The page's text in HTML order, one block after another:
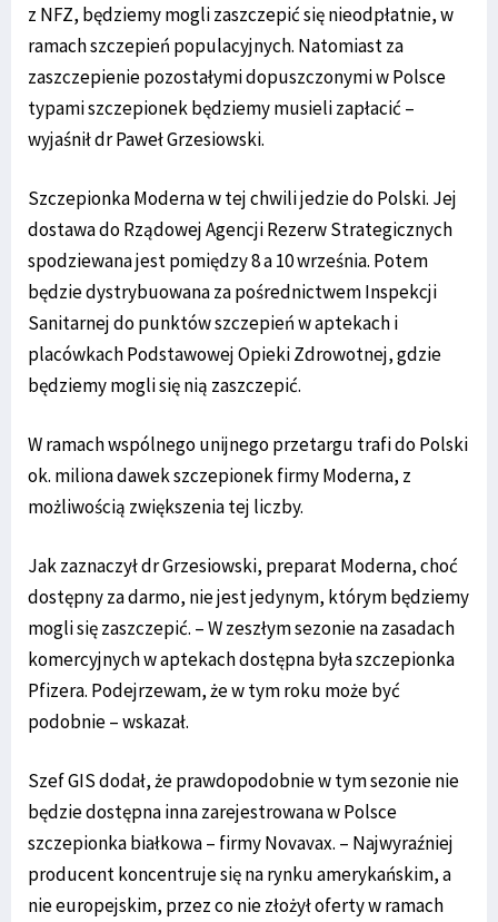
z NFZ, będziemy mogli zaszczepić się nieodpłatnie, w
ramach szczepień populacyjnych. Natomiast za
zaszczepienie pozostałymi dopuszczonymi w Polsce
typami szczepionek będziemy musieli zapłacić –
wyjaśnił dr Paweł Grzesiowski.
Szczepionka Moderna w tej chwili jedzie do Polski. Jej
dostawa do Rządowej Agencji Rezerw Strategicznych
spodziewana jest pomiędzy 8 a 10 września. Potem
będzie dystrybuowana za pośrednictwem Inspekcji
Sanitarnej do punktów szczepień w aptekach i
placówkach Podstawowej Opieki Zdrowotnej, gdzie
będziemy mogli się nią zaszczepić.
W ramach wspólnego unijnego przetargu trafi do Polski
ok. miliona dawek szczepionek firmy Moderna, z
możliwością zwiększenia tej liczby.
Jak zaznaczył dr Grzesiowski, preparat Moderna, choć
dostępny za darmo, nie jest jedynym, którym będziemy
mogli się zaszczepić. – W zeszłym sezonie na zasadach
komercyjnych w aptekach dostępna była szczepionka
Pfizera. Podejrzewam, że w tym roku może być
podobnie – wskazał.
Szef GIS dodał, że prawdopodobnie w tym sezonie nie
będzie dostępna inna zarejestrowana w Polsce
szczepionka białkowa – firmy Novavax. – Najwyraźniej
producent koncentruje się na rynku amerykańskim, a
nie europejskim, przez co nie złożył oferty w ramach